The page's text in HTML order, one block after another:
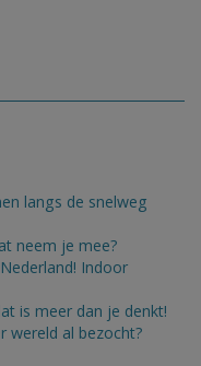
langs de snelweg
neem je mee?
Indoor
is meer dan je denkt!
wereld al bezocht?